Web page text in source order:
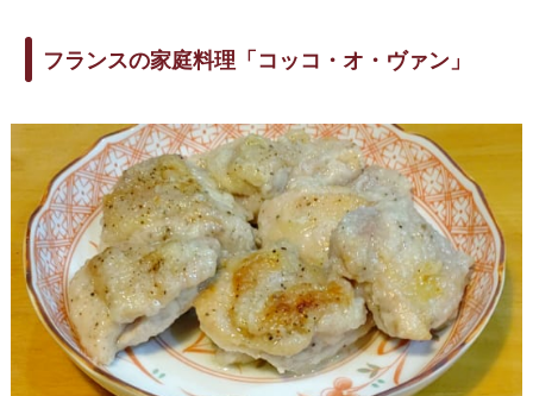
フランスの家庭料理「コッコ・オ・ヴァン」